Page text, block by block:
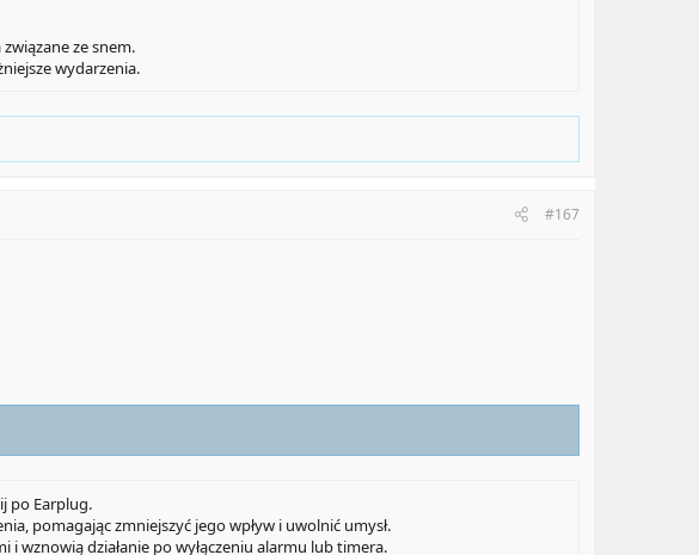
ze snem.
wydarzenia.
#167
po Earplug.
pomagając zmniejszyć jego wpływ i uwolnić umysł.
i wznowią działanie po wyłączeniu alarmu lub timera.